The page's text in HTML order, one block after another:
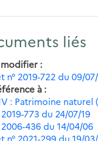
liés
n° 2019-722 du 09/
à
: Patrimoine naturel
2019-773 du 24/07/19
2006-436 du 14/04/06
n° 2021-299 du 19/